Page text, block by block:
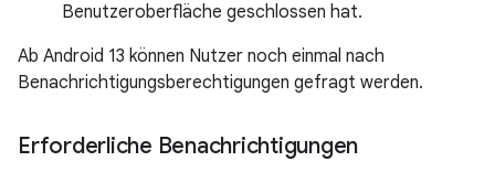
Benutzeroberfläche geschlossen hat.
Ab Android 13 können Nutzer noch einmal nach
Benachrichtigungsberechtigungen gefragt werden.
Erforderliche Benachrichtigungen